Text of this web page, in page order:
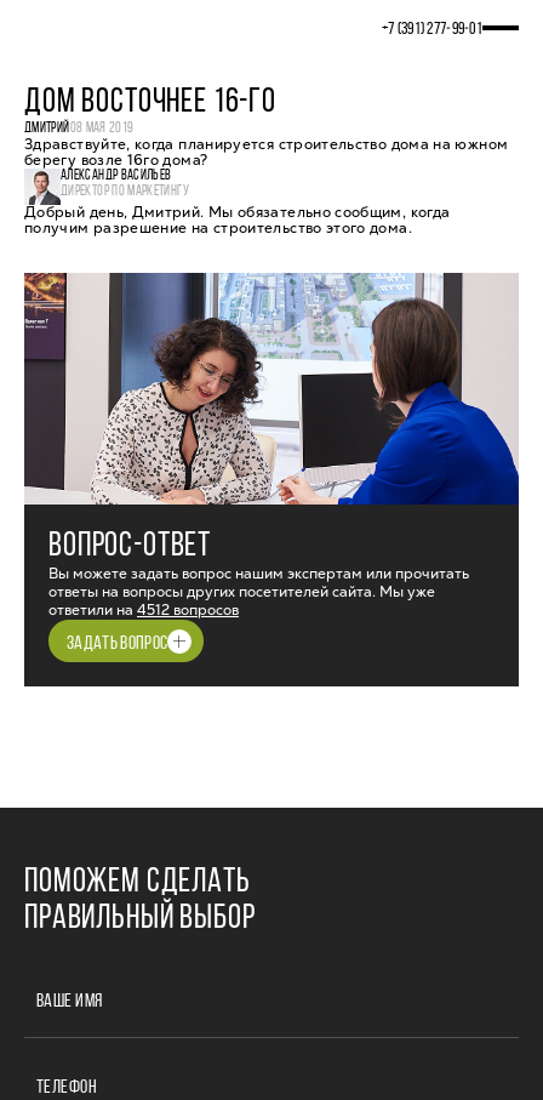
+7 (391) 277‒99‒01
ДОМ ВОСТОЧНЕЕ 16-ГО
ДМИТРИЙ08 МАЯ 2019
Здравствуйте, когда планируется строительство дома на южном
берегу возле 16го дома?
АЛЕКСАНДР ВАСИЛЬЕВ
ДИРЕКТОР ПО МАРКЕТИНГУ
Добрый день, Дмитрий. Мы обязательно сообщим, когда
получим разрешение на строительство этого дома.
ВОПРОС-ОТВЕТ
Вы можете задать вопрос нашим экспертам или прочитать
ответы на вопросы других посетителей сайта. Мы уже
ответили на 4512 вопросов
ЗАДАТЬ ВОПРОС
ПОМОЖЕМ СДЕЛАТЬ
ПРАВИЛЬНЫЙ ВЫБОР
ВАШЕ ИМЯ
ТЕЛЕФОН